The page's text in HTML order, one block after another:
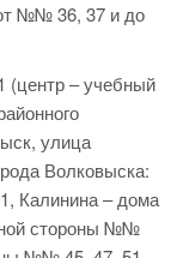
№№ 36, 37 и до
(центр – учебный
улица
Волковыска:
Калинина – дома
стороны №№